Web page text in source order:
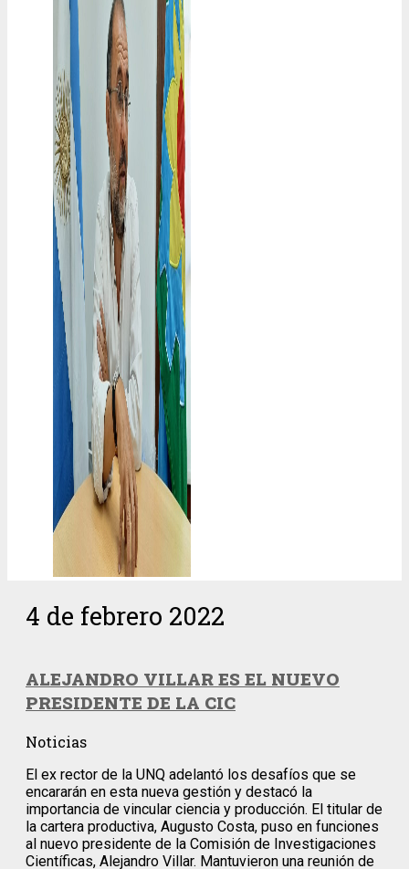
4 de febrero 2022
ALEJANDRO VILLAR ES EL NUEVO
PRESIDENTE DE LA CIC
Noticias
El ex rector de la UNQ adelantó los desafíos que se
encararán en esta nueva gestión y destacó la
importancia de vincular ciencia y producción. El titular de
la cartera productiva, Augusto Costa, puso en funciones
al nuevo presidente de la Comisión de Investigaciones
Científicas, Alejandro Villar. Mantuvieron una reunión de